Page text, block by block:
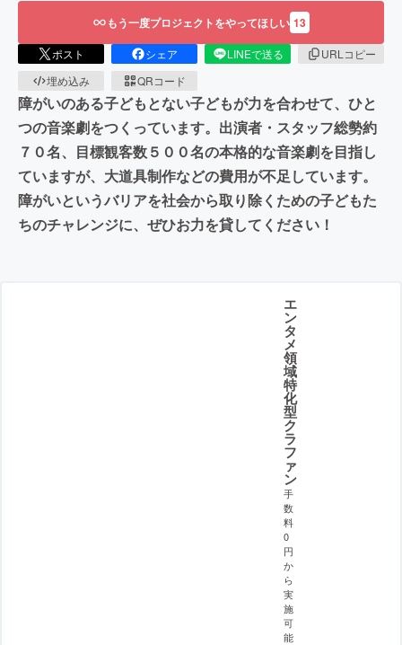
もう一度プロジェクトをやってほしい 13
ポスト シェア LINEで送る
URLコピー
埋め込み
QRコード
障がいのある子どもとない子どもが力を合わせて、ひと
つの音楽劇をつくっています。出演者・スタッフ総勢約
７０名、目標観客数５００名の本格的な音楽劇を目指し
ていますが、大道具制作などの費用が不足しています。
障がいというバリアを社会から取り除くための子どもた
ちのチャレンジに、ぜひお力を貸してください！
エ
ン
タ
メ
領
域
特
化
型
ク
ラ
フ
ァ
ン
手
数
料
0
円
か
ら
実
施
可
能